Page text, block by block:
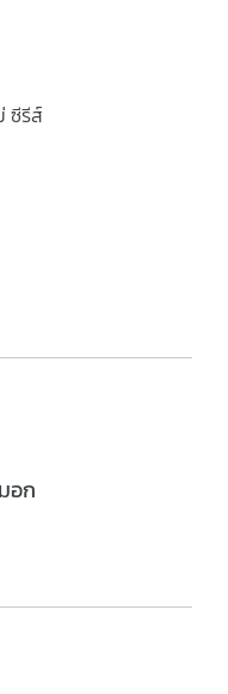
ซีรีส์
อก